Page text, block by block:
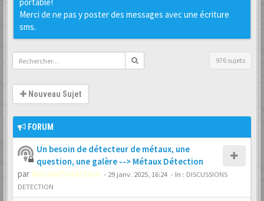
Merci de ne pas y poster des messages avec une écriture
sms.
976 sujets
Nouveau Sujet
FORUM
Un besoin de détecteur de métaux, une
question, une galère --> Métaux Détection
par MetauxDetection - 29 janv. 2025, 16:24 - In : DISCUSSIONS
DETECTION